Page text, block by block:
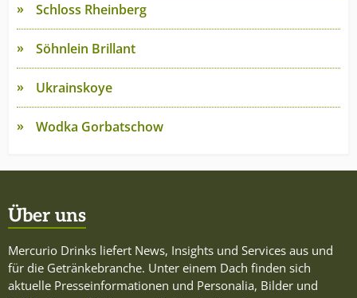
Schloss Rheinberg
Söhnlein Brillant
Ukrainskoye
Wodka Gorbatschow
Über uns
Mercurio Drinks liefert News, Insights und Services aus und
für die Getränkebranche. Unter einem Dach finden sich
aktuelle Presseinformationen und Personalia, Bilder und